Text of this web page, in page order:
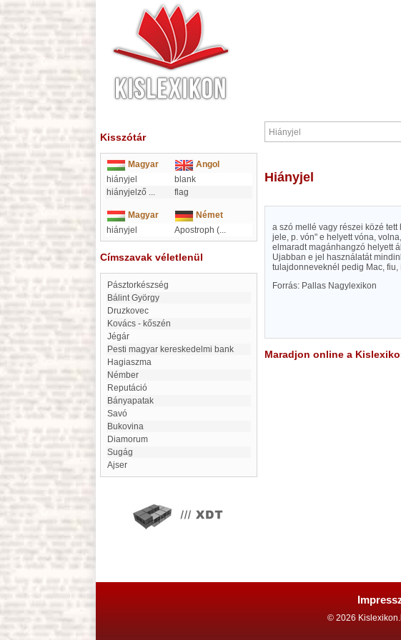
Kisszótár
Magyar
Angol
hiányjel
blank
hiányjelző ... flag
Magyar
Német
hiányjel
Apostroph (...
Címszavak véletlenül
pásztorkészség
Bálint György
Druzkovec
Kovács - kőszén
Jégár
Pesti magyar kereskedelmi bank
Hagiaszma
Némber
Reputáció
Bányapatak
Savó
Bukovina
Diamorum
Sugág
ajser
Hiányjel
a szó mellé vagy részei közé
jele, p. vón" e helyett vóna,
elmaradt magánhangzó helyett
Ujabban e jel használatát
tulajdonneveknél pedig Mac, fiu,
Forrás: Pallas Nagylexikon
Maradjon online a
© 2026